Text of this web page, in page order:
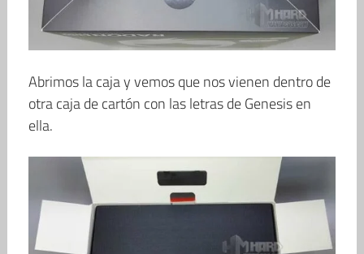
Abrimos la caja y vemos que nos vienen dentro de
otra caja de cartón con las letras de Genesis en
ella.